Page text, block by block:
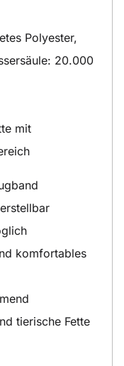
Polyester,
20.000
mit
komfortables
tierische Fette